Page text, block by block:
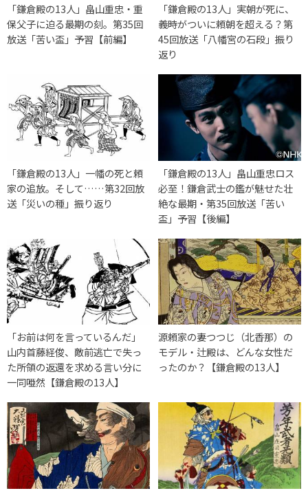
「鎌倉殿の13人」畠山重忠・重
保父子に迫る最期の刻。第35回
放送「苦い盃」予習【前編】
「鎌倉殿の13人」実朝が死に、
義時がついに頼朝を超える？第
45回放送「八幡宮の石段」振り
返り
「鎌倉殿の13人」一幡の死と頼
家の追放。そして……第32回放
送「災いの種」振り返り
「鎌倉殿の13人」畠山重忠ロス
必至！鎌倉武士の鑑が魅せた壮
絶な最期・第35回放送「苦い
盃」予習【後編】
「お前は何を言っているんだ」
山内首藤経俊、敵前逃亡で失っ
た所領の返還を求める言い分に
一同唖然【鎌倉殿の13人】
源頼家の妻つつじ（北香那）の
モデル・辻殿は、どんな女性だ
ったのか？【鎌倉殿の13人】